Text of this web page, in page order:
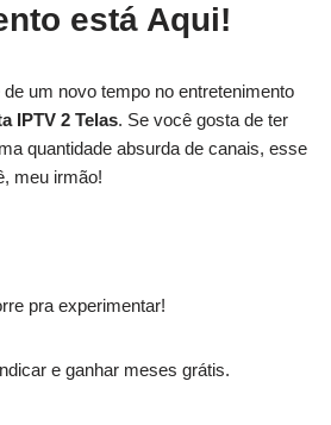
está Aqui!
um novo tempo no entretenimento
IPTV 2 Telas. Se você gosta de ter
quantidade absurda de canais, esse
meu irmão!
pra experimentar!
e ganhar meses grátis.